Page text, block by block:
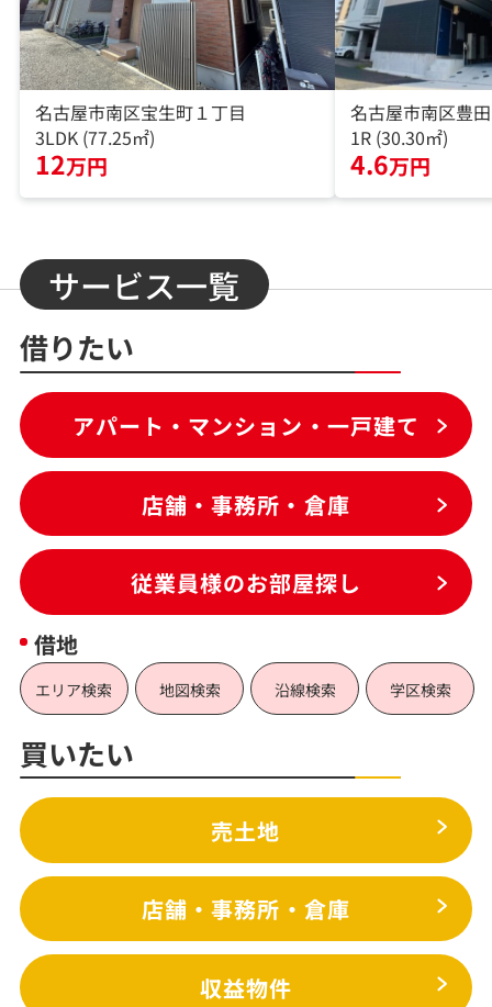
名古屋市南区宝生町１丁目
3LDK (77.25㎡)
12万円
名古屋市南区豊
1R (30.30㎡)
4.6万円
サービス一覧
借りたい
アパート・マンション・一戸建て
店舗・事務所・倉庫
従業員様のお部屋探し
借地
エリア検索 地図検索 沿線検索 学区検索
買いたい
売土地
店舗・事務所・倉庫
収益物件